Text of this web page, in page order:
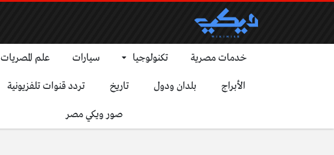
خدمات مصرية تكنولوجيا سيارات علم المصريات
الأبراج بلدان ودول تاريخ تردد قنوات تلفزيونية
صور ويكي مصر